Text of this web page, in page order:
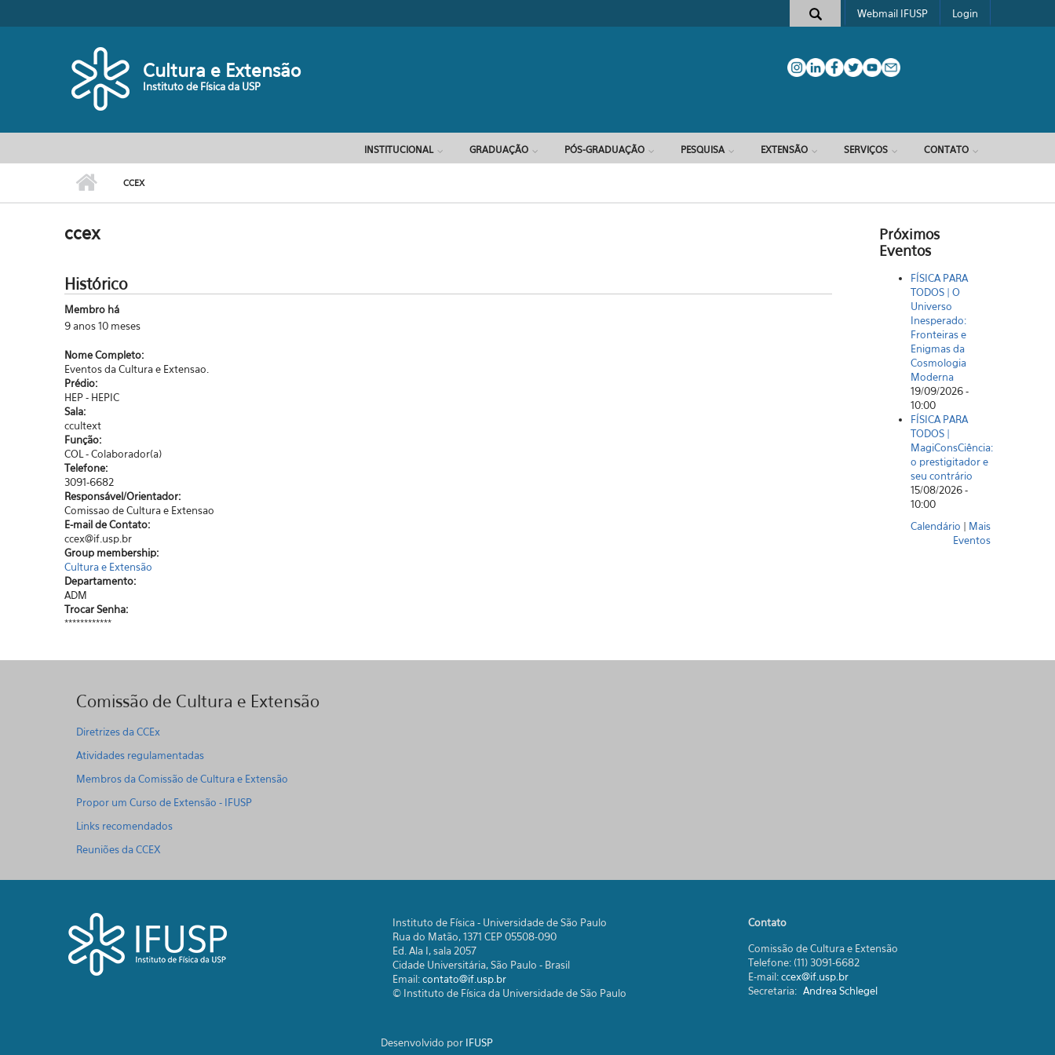
Formulário de busca
Webmail IFUSP Login
Cultura e Extensão
Instituto de Física da USP
INSTITUCIONAL GRADUAÇÃO PÓS-GRADUAÇÃO PESQUISA EXTENSÃO SERVIÇOS CONTATO
CCEX
ccex
Histórico
Membro há
9 anos 10 meses
Nome Completo:
Eventos da Cultura e Extensao.
Prédio:
HEP - HEPIC
Sala:
ccultext
Função:
COL - Colaborador(a)
Telefone:
3091-6682
Responsável/Orientador:
Comissao de Cultura e Extensao
E-mail de Contato:
ccex@if.usp.br
Group membership:
Cultura e Extensão
Departamento:
ADM
Trocar Senha:
************
Próximos
Eventos
FÍSICA PARA
TODOS | O
Universo
Inesperado:
Fronteiras e
Enigmas da
Cosmologia
Moderna
19/09/2026 -
10:00
FÍSICA PARA
TODOS |
MagiConsCiência:
o prestigitador e
seu contrário
15/08/2026 -
10:00
Calendário | Mais
Eventos
Comissão de Cultura e Extensão
Diretrizes da CCEx
Atividades regulamentadas
Membros da Comissão de Cultura e Extensão
Propor um Curso de Extensão - IFUSP
Links recomendados
Reuniões da CCEX
Instituto de Física - Universidade de São Paulo
Rua do Matão, 1371 CEP 05508-090
Ed. Ala I, sala 2057
Cidade Universitária, São Paulo - Brasil
Email:contato@if.usp.br
© Instituto de Física da Universidade de São Paulo
Contato
Comissão de Cultura e Extensão
Telefone: (11) 3091-6682
E-mail:ccex@if.usp.br
Secretaria: Andrea Schlegel
Desenvolvido por IFUSP